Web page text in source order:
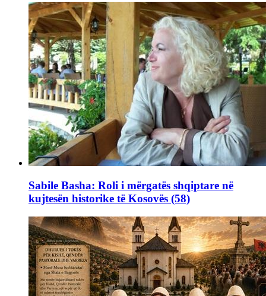
Sabile Basha: Roli i mërgatës shqiptare në
kujtesën historike të Kosovës (58)